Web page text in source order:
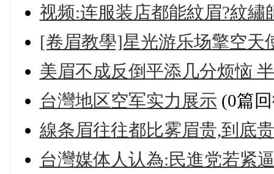
视频:连服装店都能紋眉?紋
[卷眉教學]星光游乐场擎空天
美眉不成反倒平添几分烦恼
台灣地区空军实力展示 (0篇
線条眉往往都比雾眉贵,到底
台灣媒体人认為:民進党若紧